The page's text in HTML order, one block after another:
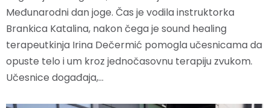
Međunarodni dan joge. Čas je vodila instruktorka
Brankica Katalina, nakon čega je sound healing
terapeutkinja Irina Dečermić pomogla učesnicama da
opuste telo i um kroz jednočasovnu terapiju zvukom.
Učesnice događaja,…